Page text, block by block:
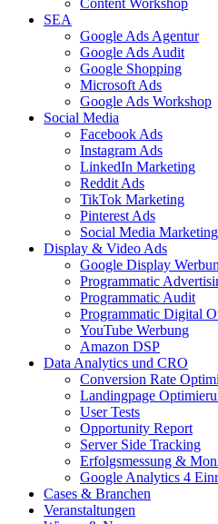
Content Workshop
SEA
Google Ads Agentur
Google Ads Audit
Google Shopping
Microsoft Ads
Google Ads Workshop
Social Media
Facebook Ads
Instagram Ads
LinkedIn Marketing
Reddit Ads
TikTok Marketing
Pinterest Ads
Social Media
Display & Video Ads
Google Display
Programmatic
Programmatic Audit
Programmatic Digital
YouTube Werbung
Amazon DSP
Data Analytics und CRO
Conversion Rate
Landingpage
User Tests
Opportunity Report
Server Side Tracking
Erfolgsmessung &
Google Analytics 4
Cases & Branchen
Veranstaltungen